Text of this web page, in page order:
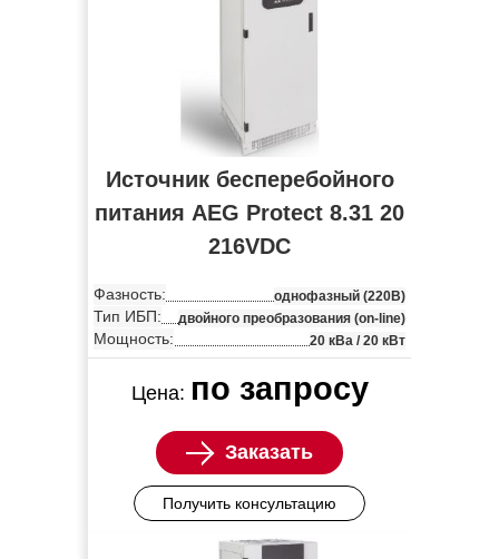
Источник бесперебойного
питания AEG Protect 8.31 20
216VDC
Фазность: однофазный (220В)
Тип ИБП: двойного преобразования (on-line)
Мощность: 20 кВа / 20 кВт
Цена: по запросу
Заказать
Получить консультацию